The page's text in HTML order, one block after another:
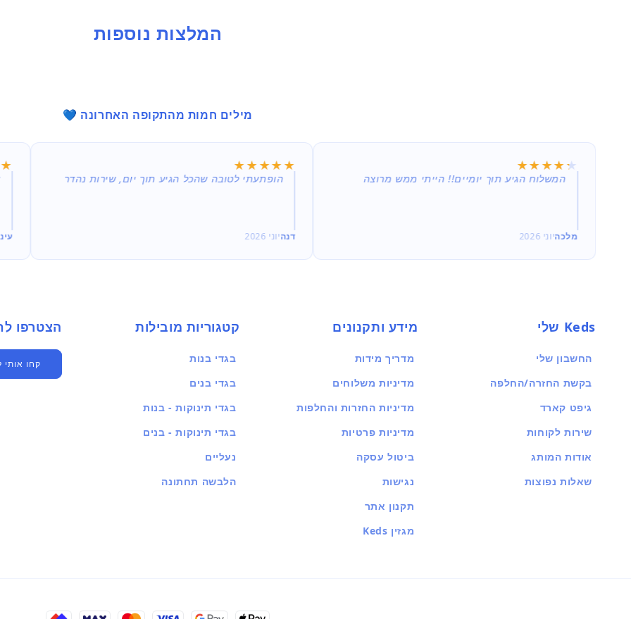
המלצות נוספות
מילים חמות מהתקופה האחרונה 💙
★★★★★
★★★★★
המשלוח הגיע תוך יומיים!! הייתי ממש מרוצה
מלכהיוני 2026
★★★★★
★★★★★
הופתעתי לטובה שהכל הגיע תוך יום, שירות נהדר
דנהיוני 2026
Keds שלי
החשבון שלי
בקשת החזרה/החלפה
גיפט קארד
שירות לקוחות
אודות המותג
שאלות נפוצות
מידע ותקנונים
מדריך מידות
מדיניות משלוחים
מדיניות החזרות והחלפות
מדיניות פרטיות
ביטול עסקה
נגישות
תקנון אתר
מגזין Keds
קטגוריות מובילות
בגדי בנות
בגדי בנים
בגדי תינוקות - בנות
בגדי תינוקות - בנים
נעליים
הלבשה תחתונה
הצטרפו לחברים
קחו